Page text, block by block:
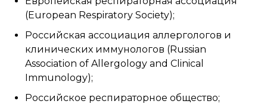
(European Respiratory Society);
Российская ассоциация аллергологов и
клинических иммунологов (Russian
Association of Allergology and Clinical
Immunology);
Российское респираторное общество;